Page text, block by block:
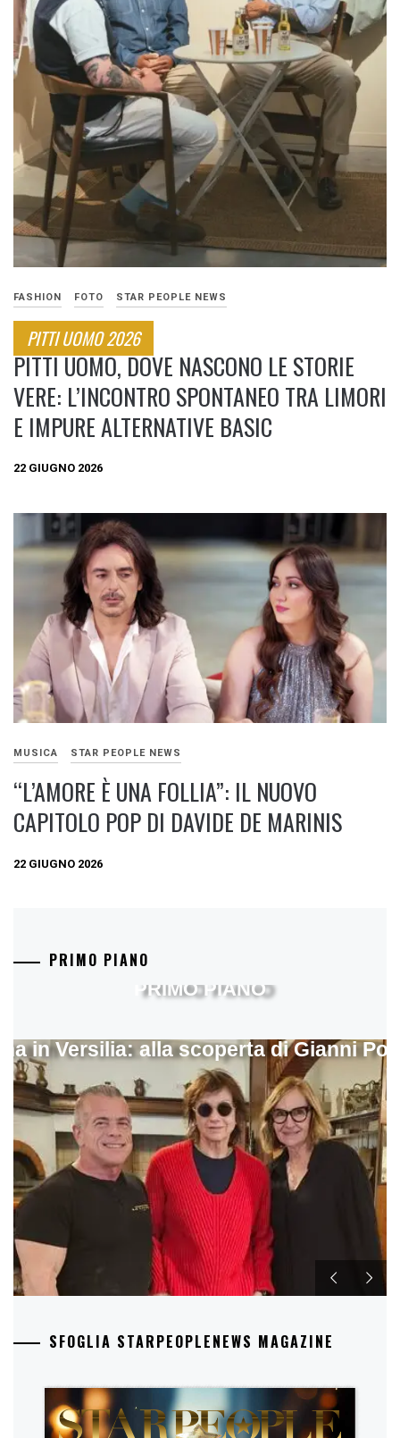
FASHION FOTO STAR PEOPLE NEWS
PITTI UOMO 2026
PITTI UOMO, DOVE NASCONO LE STORIE
VERE: L’INCONTRO SPONTANEO TRA LIMORI
E IMPURE ALTERNATIVE BASIC
22 GIUGNO 2026
MUSICA STAR PEOPLE NEWS
“L’AMORE È UNA FOLLIA”: IL NUOVO
CAPITOLO POP DI DAVIDE DE MARINIS
22 GIUGNO 2026
PRIMO PIANO
in Versilia: alla scoperta di Gianni
PRIMO PIANO
SFOGLIA STARPEOPLENEWS MAGAZINE